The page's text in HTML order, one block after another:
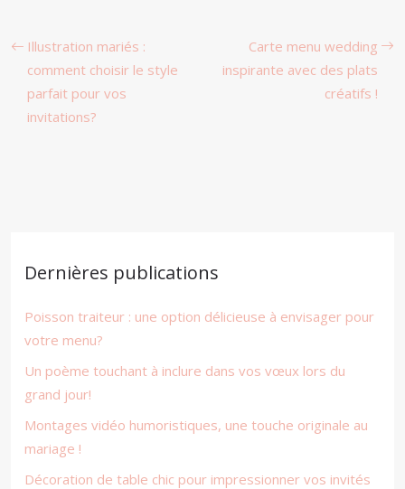
Illustration mariés :
comment choisir le style
parfait pour vos
invitations?
Carte menu wedding
inspirante avec des plats
créatifs !
Dernières publications
Poisson traiteur : une option délicieuse à envisager pour
votre menu?
Un poème touchant à inclure dans vos vœux lors du
grand jour!
Montages vidéo humoristiques, une touche originale au
mariage !
Décoration de table chic pour impressionner vos invités